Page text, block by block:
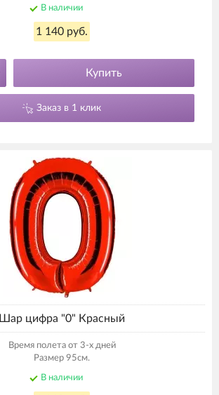
В наличии
1 140 руб.
Купить
Заказ в 1 клик
Шар цифра "0" Красный
Время полета от 3-х дней
Размер 95см.
В наличии